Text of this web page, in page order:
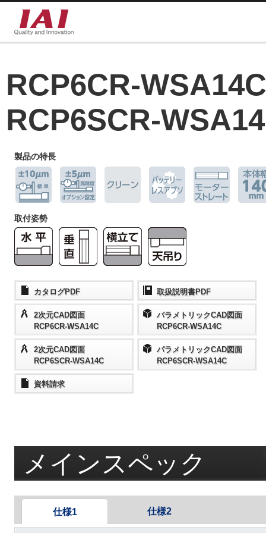
RCP6CR-WSA14C
RCP6SCR-
製品の特長
取付姿勢
カタログPDF
2次元CAD図面
RCP6CR-WSA14C
2次元CAD図面
RCP6SCR-WSA14C
資料請求
取扱説明書PDF
パラメトリックCAD図面
RCP6CR-WSA14C
パラメトリックCAD図面
RCP6SCR-WSA14C
メインスペック
仕様1 仕様2